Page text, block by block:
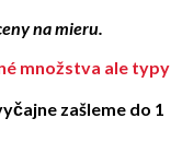
na mieru.
množstva ale typy
zašleme do 1